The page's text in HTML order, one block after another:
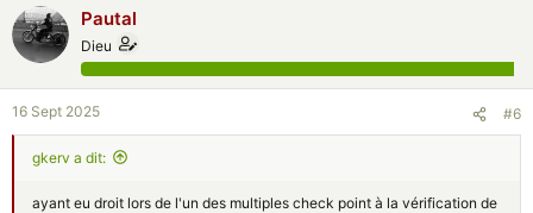
Pautal
Dieu
16 Sept 2025 #6
gkerv a dit:
ayant eu droit lors de l'un des multiples check point à la vérification de